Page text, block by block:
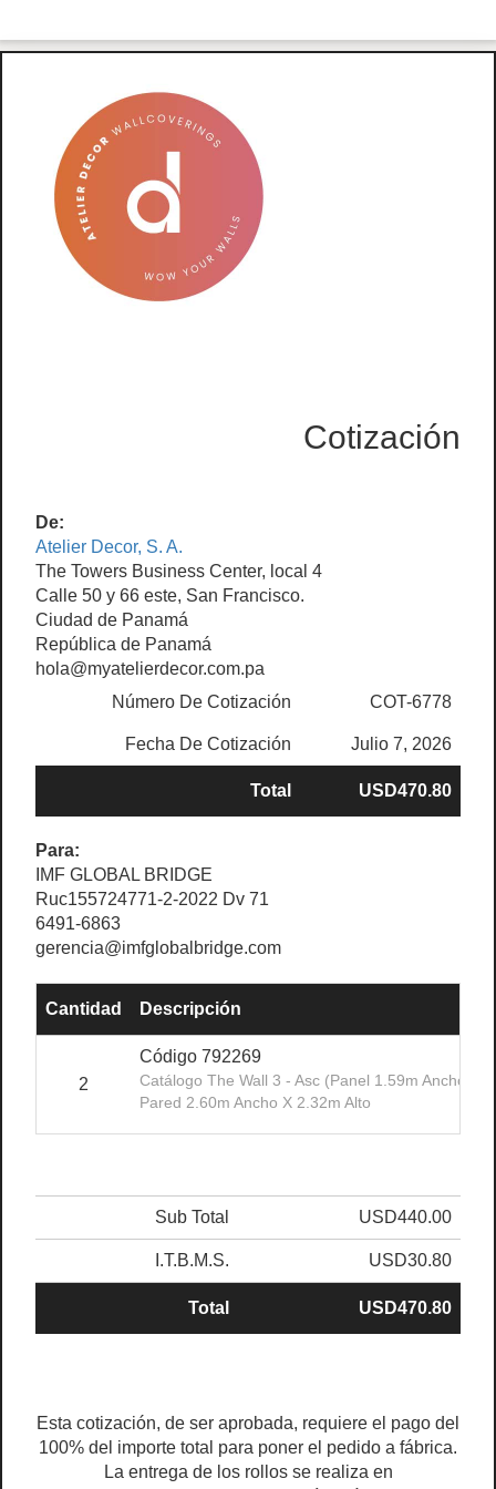
Cotización
De:
Atelier Decor, S. A.
The Towers Business Center, local 4
Calle 50 y 66 este, San Francisco.
Ciudad de Panamá
República de Panamá
hola@myatelierdecor.com.pa
Número De Cotización
COT-6778
Fecha De Cotización Julio 7, 2026
Total USD470.80
Para:
IMF GLOBAL BRIDGE
Ruc155724771-2-2022 Dv 71
6491-6863
gerencia@imfglobalbridge.com
Cantidad Descripción
2
Código 792269
Catálogo The Wall 3 - Asc (panel 1.59m Ancho X
Pared 2.60m Ancho X 2.32m Alto
Sub Total USD440.00
I.T.B.M.S. USD30.80
Total USD470.80
Esta cotización, de ser aprobada, requiere el pago del
100% del importe total para poner el pedido a fábrica.
La entrega de los rollos se realiza en